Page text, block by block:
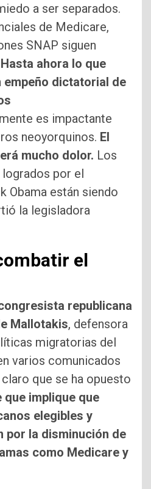
a ser separados.
de Medicare,
SNAP siguen
Hasta ahora lo que
empeño dictatorial de
es impactante
neoyorquinos. El
mucho dolor. Los
por el
Obama están siendo
la legisladora
el
republicana
Mallotakis, defensora
migratorias del
varios comunicados
que se ha opuesto
implique que
elegibles y
por la disminución de
como Medicare y